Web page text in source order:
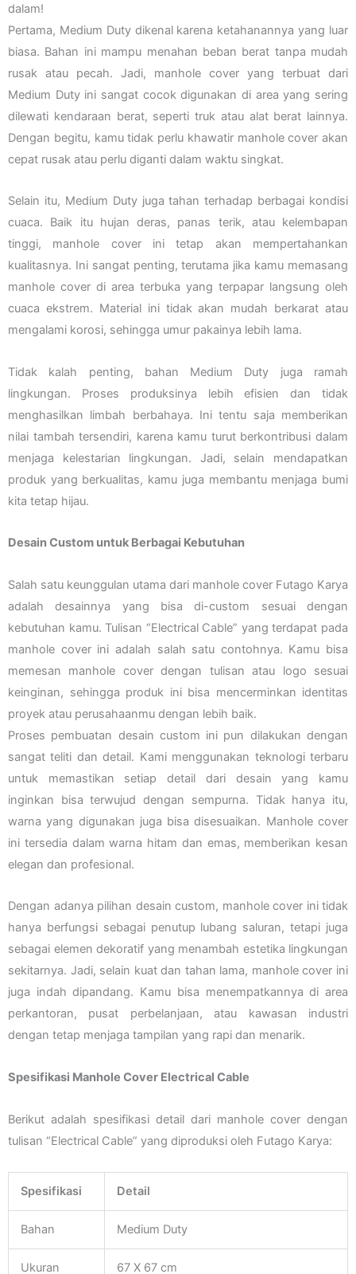
dalam!
Pertama, Medium Duty dikenal karena ketahanannya yang luar
biasa. Bahan ini mampu menahan beban berat tanpa mudah
rusak atau pecah. Jadi, manhole cover yang terbuat dari
Medium Duty ini sangat cocok digunakan di area yang sering
dilewati kendaraan berat, seperti truk atau alat berat lainnya.
Dengan begitu, kamu tidak perlu khawatir manhole cover akan
cepat rusak atau perlu diganti dalam waktu singkat.
Selain itu, Medium Duty juga tahan terhadap berbagai kondisi
cuaca. Baik itu hujan deras, panas terik, atau kelembapan
tinggi, manhole cover ini tetap akan mempertahankan
kualitasnya. Ini sangat penting, terutama jika kamu memasang
manhole cover di area terbuka yang terpapar langsung oleh
cuaca ekstrem. Material ini tidak akan mudah berkarat atau
mengalami korosi, sehingga umur pakainya lebih lama.
Tidak kalah penting, bahan Medium Duty juga ramah
lingkungan. Proses produksinya lebih efisien dan tidak
menghasilkan limbah berbahaya. Ini tentu saja memberikan
nilai tambah tersendiri, karena kamu turut berkontribusi dalam
menjaga kelestarian lingkungan. Jadi, selain mendapatkan
produk yang berkualitas, kamu juga membantu menjaga bumi
kita tetap hijau.
Desain Custom untuk Berbagai Kebutuhan
Salah satu keunggulan utama dari manhole cover Futago Karya
adalah desainnya yang bisa di-custom sesuai dengan
kebutuhan kamu. Tulisan “Electrical Cable” yang terdapat pada
manhole cover ini adalah salah satu contohnya. Kamu bisa
memesan manhole cover dengan tulisan atau logo sesuai
keinginan, sehingga produk ini bisa mencerminkan identitas
proyek atau perusahaanmu dengan lebih baik.
Proses pembuatan desain custom ini pun dilakukan dengan
sangat teliti dan detail. Kami menggunakan teknologi terbaru
untuk memastikan setiap detail dari desain yang kamu
inginkan bisa terwujud dengan sempurna. Tidak hanya itu,
warna yang digunakan juga bisa disesuaikan. Manhole cover
ini tersedia dalam warna hitam dan emas, memberikan kesan
elegan dan profesional.
Dengan adanya pilihan desain custom, manhole cover ini tidak
hanya berfungsi sebagai penutup lubang saluran, tetapi juga
sebagai elemen dekoratif yang menambah estetika lingkungan
sekitarnya. Jadi, selain kuat dan tahan lama, manhole cover ini
juga indah dipandang. Kamu bisa menempatkannya di area
perkantoran, pusat perbelanjaan, atau kawasan industri
dengan tetap menjaga tampilan yang rapi dan menarik.
Spesifikasi Manhole Cover Electrical Cable
Berikut adalah spesifikasi detail dari manhole cover dengan
tulisan “Electrical Cable” yang diproduksi oleh Futago Karya:
Spesifikasi Detail
Bahan Medium Duty
Ukuran 67 X 67 cm